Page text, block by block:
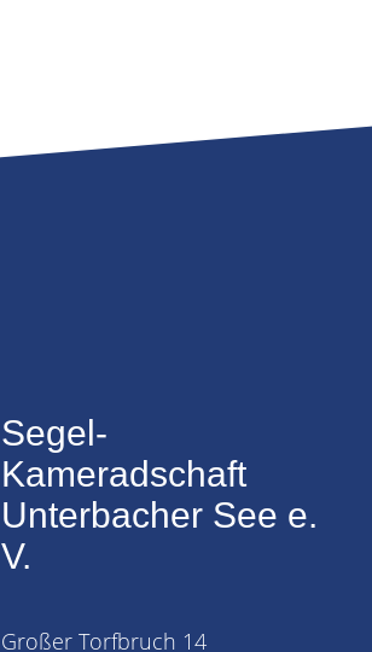
Segel-
Kameradschaft
Unterbacher See e.
V.
Großer Torfbruch 14